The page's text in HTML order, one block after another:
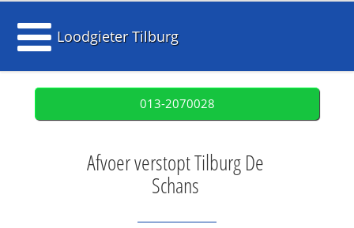
Loodgieter Tilburg
013-2070028
Afvoer verstopt Tilburg De
Schans